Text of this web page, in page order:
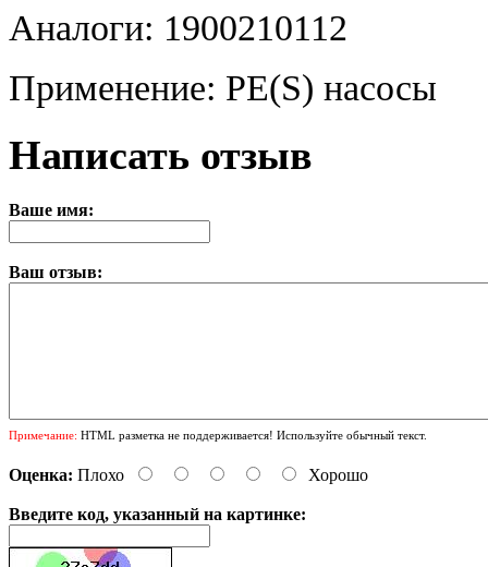
Аналоги: 1900210112
Применение: PE(S) насосы
Написать отзыв
Ваше имя:
Ваш отзыв:
Примечание: HTML разметка не поддерживается! Используйте обычный текст.
Оценка: Плохо Хорошо
Введите код, указанный на картинке: